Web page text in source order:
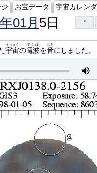
お宝データ 宇宙カレン
01月 5日 >
宇宙
うちゅう
の電波
でんぱ
を音
おと
にしました。